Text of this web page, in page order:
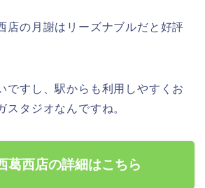
店の月謝はリーズナブルだと好評
ですし、駅からも利用しやすくお
スタジオなんですね。
葛西店の詳細はこちら